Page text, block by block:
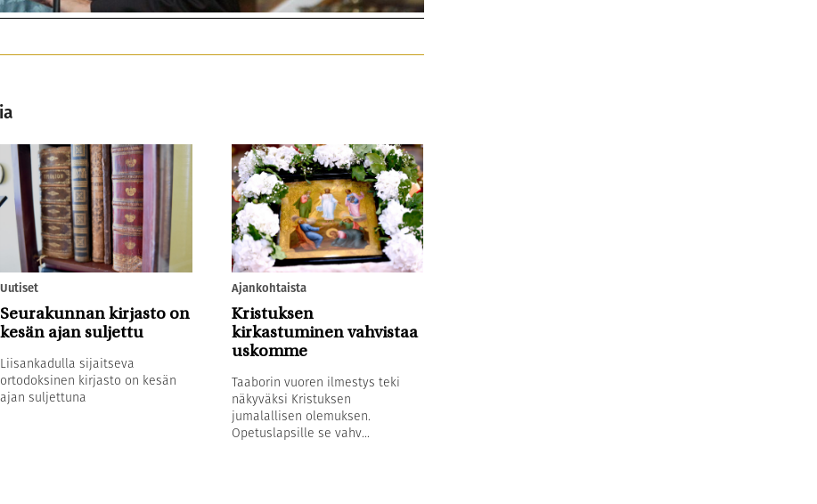
Uutiset
Seurakunnan kirjasto on
kesän ajan suljettu
Liisankadulla sijaitseva
ortodoksinen kirjasto on kesän
ajan suljettuna
Ajankohtaista
Kristuksen
kirkastuminen vahvistaa
uskomme
Taaborin vuoren ilmestys teki
näkyväksi Kristuksen
jumalallisen olemuksen.
Opetuslapsille se vahv...